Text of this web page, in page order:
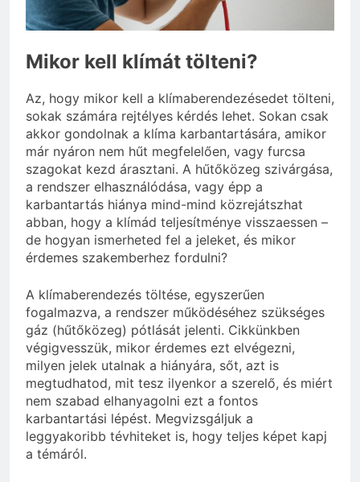
vérnyomás?
3 Nap Ezelőtt
Mikor kell klímát tölteni?
Az, hogy mikor kell a klímaberendezésedet tölteni,
sokak számára rejtélyes kérdés lehet. Sokan csak
akkor gondolnak a klíma karbantartására, amikor
már nyáron nem hűt megfelelően, vagy furcsa
szagokat kezd árasztani. A hűtőközeg szivárgása,
a rendszer elhasználódása, vagy épp a
karbantartás hiánya mind-mind közrejátszhat
abban, hogy a klímád teljesítménye visszaessen –
de hogyan ismerheted fel a jeleket, és mikor
érdemes szakemberhez fordulni?
A klímaberendezés töltése, egyszerűen
fogalmazva, a rendszer működéséhez szükséges
gáz (hűtőközeg) pótlását jelenti. Cikkünkben
végigvesszük, mikor érdemes ezt elvégezni,
milyen jelek utalnak a hiányára, sőt, azt is
megtudhatod, mit tesz ilyenkor a szerelő, és miért
nem szabad elhanyagolni ezt a fontos
karbantartási lépést. Megvizsgáljuk a
leggyakoribb tévhiteket is, hogy teljes képet kapj
a témáról.